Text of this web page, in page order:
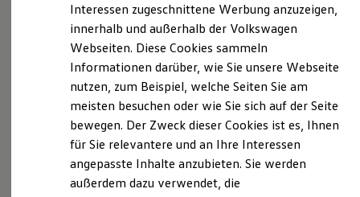
Laden
Laden unterwegs
Laden Zuhause
Ladezeitensimulator
Batterie
Sicherheit
Nachhaltigkeit
Technologie
Kosten und Kauf
Verbrauchskosten
Kaufoptionen
Handelsregister
Registergericht: Amtsgericht Stuttgart
Registernummer: HRB 734186
Umsatzsteuer-Identifikationsnummer DE272013132
Inhaltlich Verantwortlicher gemäß § 18 Abs. 2 MStV
Alexander Kramer, Thomas Linderich, Mark
Geißendörfer, Stephan Kreißig
(Anschrift wie oben)
Interessen zugeschnittene Werbung anzuzeigen,
innerhalb und außerhalb der Volkswagen
Webseiten. Diese Cookies sammeln
Informationen darüber, wie Sie unsere Webseite
nutzen, zum Beispiel, welche Seiten Sie am
meisten besuchen oder wie Sie sich auf der Seite
bewegen. Der Zweck dieser Cookies ist es, Ihnen
für Sie relevantere und an Ihre Interessen
angepasste Inhalte anzubieten. Sie werden
außerdem dazu verwendet, die